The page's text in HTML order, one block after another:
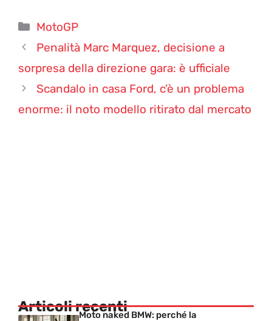
Categorie
MotoGP
Penalità Marc Marquez, decisione a
sorpresa della direzione gara: è ufficiale
Scandalo in casa Ford, c’è un problema
enorme: il noto modello ritirato dal mercato
Articoli recentiMoto naked BMW: perché la